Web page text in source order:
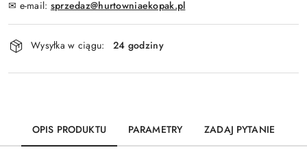
✉ e-mail: sprzedaz@hurtowniaekopak.pl
Dostępność
i
dostawa
Wysyłka w ciągu: 24 godziny
OPIS PRODUKTU PARAMETRY ZADAJ PYTANIE